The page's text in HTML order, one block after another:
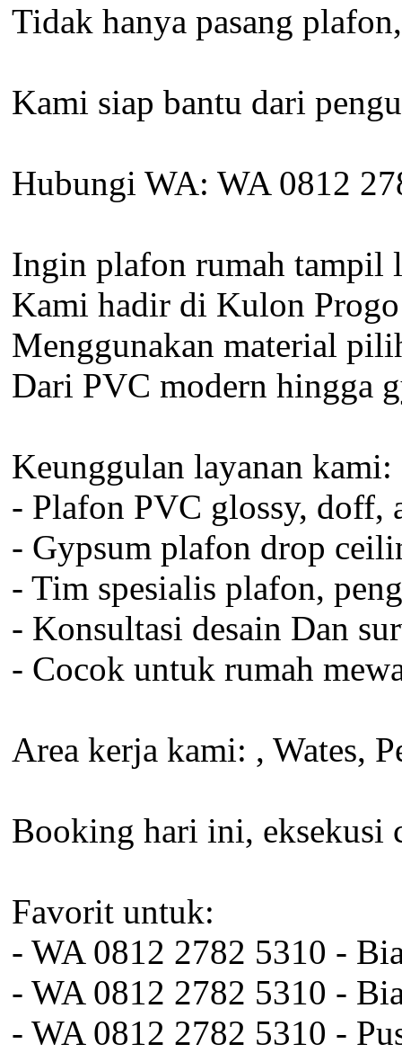
Tidak hanya pasang
Kami siap bantu dari
Hubungi WA: WA 0812
Ingin plafon rumah tampil
Kami hadir di Kulon
Menggunakan material
Dari PVC modern hingga
Keunggulan layanan kami:
- Plafon PVC glossy, doff,
- Gypsum plafon drop
- Tim spesialis plafon,
- Konsultasi desain Dan
- Cocok untuk rumah
Area kerja kami: , Wates,
Booking hari ini, eksekusi
Favorit untuk:
- WA 0812 2782 5310 -
- WA 0812 2782 5310 -
- WA 0812 2782 5310 -